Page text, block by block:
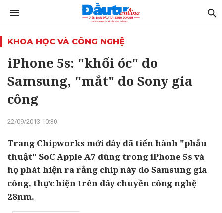
KHOA HỌC VÀ CÔNG NGHỆ
iPhone 5s: "khối óc" do
Samsung, "mắt" do Sony gia
công
22/09/2013 10:30
Trang Chipworks mới đây đã tiến hành "phẫu
thuật" SoC Apple A7 dùng trong iPhone 5s và
họ phát hiện ra rằng chip này do Samsung gia
công, thực hiện trên dây chuyền công nghệ
28nm.